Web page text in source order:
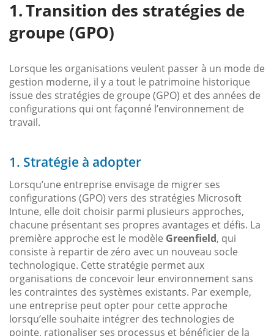
Transition des stratégies de
groupe (GPO)
Lorsque les organisations veulent passer à un mode de
gestion moderne, il y a tout le patrimoine historique
issue des stratégies de groupe (GPO) et des années de
configurations qui ont façonné l’environnement de
travail.
1. Stratégie à adopter
Lorsqu’une entreprise envisage de migrer ses
configurations (GPO) vers des stratégies Microsoft
Intune, elle doit choisir parmi plusieurs approches,
chacune présentant ses propres avantages et défis. La
première approche est le modèle Greenfield, qui
consiste à repartir de zéro avec un nouveau socle
technologique. Cette stratégie permet aux
organisations de concevoir leur environnement sans
les contraintes des systèmes existants. Par exemple,
une entreprise peut opter pour cette approche
lorsqu’elle souhaite intégrer des technologies de
pointe, rationaliser ses processus et bénéficier de la